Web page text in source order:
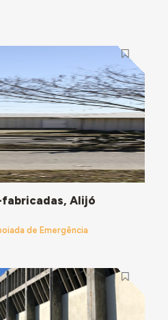
fabricadas, Alijó
de Emergência